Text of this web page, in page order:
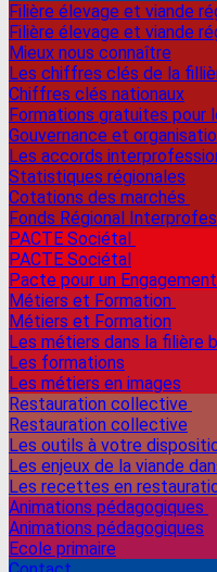
Filière élevage et viande
Filière élevage et viande
Mieux nous connaître
Les chiffres clés de la
Chiffres clés nationaux
Formations gratuites pour
Gouvernance et
Les accords
Statistiques régionales
Cotations des marchés
Fonds Régional
PACTE Sociétal
PACTE Sociétal
Pacte pour un
Métiers et Formation
Métiers et Formation
Les métiers dans la filière
Les formations
Les métiers en images
Restauration collective
Restauration collective
Les outils à votre
Les enjeux de la viande
Les recettes en
Animations pédagogiques
Animations pédagogiques
Ecole primaire